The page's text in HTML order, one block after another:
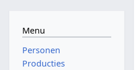
Menu
Personen
Producties